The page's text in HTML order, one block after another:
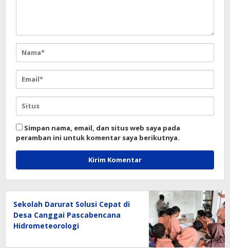
Simpan nama, email, dan situs web saya pada
peramban ini untuk komentar saya berikutnya.
Sekolah Darurat Solusi Cepat di
Desa Canggai Pascabencana
Hidrometeorologi